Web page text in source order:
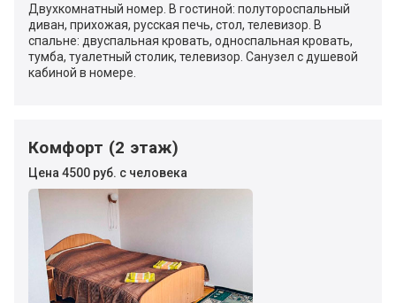
Двухкомнатный номер. В гостиной: полутороспальный
диван, прихожая, русская печь, стол, телевизор. В
спальне: двуспальная кровать, односпальная кровать,
тумба, туалетный столик, телевизор. Санузел с душевой
кабиной в номере.
Комфорт (2 этаж)
Цена 4500 руб. с человека